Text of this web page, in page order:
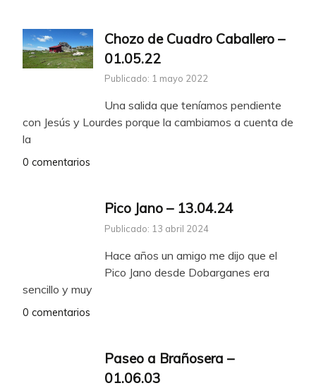
Chozo de Cuadro Caballero –
01.05.22
Publicado: 1 mayo 2022
Una salida que teníamos pendiente
con Jesús y Lourdes porque la cambiamos a cuenta de
la
0 comentarios
Pico Jano – 13.04.24
Publicado: 13 abril 2024
Hace años un amigo me dijo que el
Pico Jano desde Dobarganes era
sencillo y muy
0 comentarios
Paseo a Brañosera –
01.06.03